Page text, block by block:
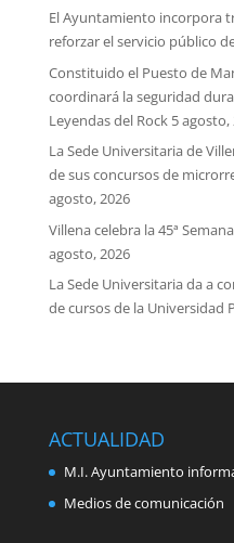
El Ayuntamiento incorpora
reforzar el servicio público
Constituido el Puesto de
coordinará la seguridad
Leyendas del Rock 5 agosto,
La Sede Universitaria de
de sus concursos de
agosto, 2026
Villena celebra la 45ª
agosto, 2026
La Sede Universitaria da a
de cursos de la Universidad
ACTUALIDAD
M.I. Ayuntamiento
Medios de comunicación